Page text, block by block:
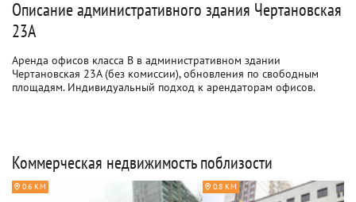
Описание административного здания Чертановская
23А
Аренда офисов класса B в административном здании
Чертановская 23А (без комиссии), обновления по свободным
площадям. Индивидуальный подход к арендаторам офисов.
Коммерческая недвижимость поблизости
0.6 КМ 0.8 КМ